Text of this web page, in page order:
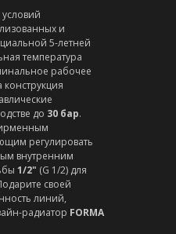
и
5-летней
температура
рабочее
конструкция
до 30 бар.
регулировать
внутренним
1/2" (G 1/2) для
своей
линий,
радиатор FORMA